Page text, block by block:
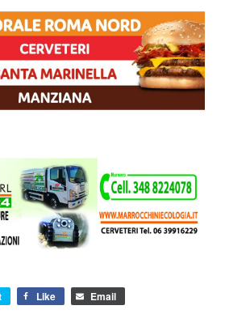
Like Email